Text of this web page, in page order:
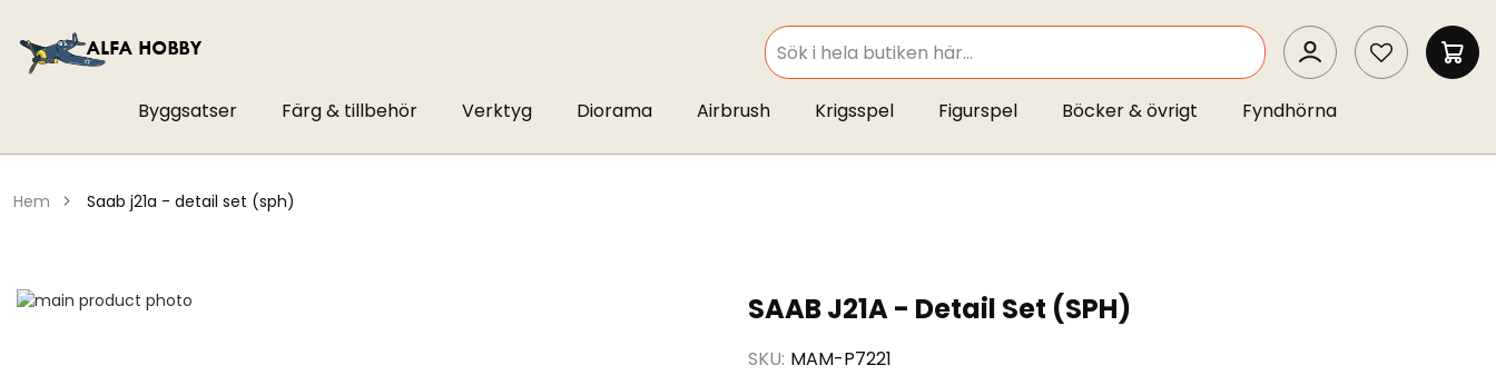
SEARCH
SEARCH
MIN
Byggsatser Färg & tillbehör Verktyg Diorama Airbrush Krigsspel Figurspel Böcker & övrigt Fyndhörna
hem saab j21a - detail set (sph)
SAAB J21A - Detail Set (SPH)
SKU MAM-P7221
Hoppa